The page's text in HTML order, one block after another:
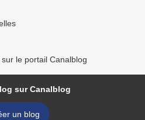
le portail Canalblog
sur Canalblog
un blog